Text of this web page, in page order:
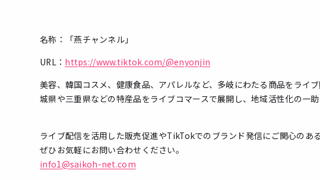
名称：「燕チャンネル」
URL： https://www.tiktok.com/@enyonjin
美容、韓国コスメ、健康食品、アパレルなど、多岐にわたる商品をライ
城県や三重県などの特産品をライブコマースで展開し、地域活性化の一助
ライブ配信を活用した販売促進やTikTokでのブランド発信にご関心のある
ぜひお気軽にお問い合わせください。
info1@saikoh-net.com